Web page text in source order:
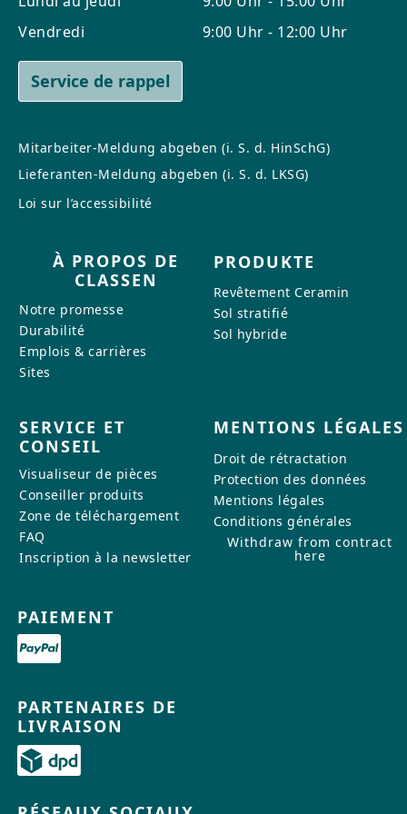
CONTACT
Vous avez des questions ou
personnalisé ? Notre équipe est
là pour vous : réactive, aimable et
compétente. Écrivez-nous,
appelez-nous ou utilisez notre
Pour nous contacter
Vendredi
9:00 Uhr - 12:00 Uhr
Service de rappel
Mitarbeiter-Meldung abgeben (i. S. d. HinSchG)
Lieferanten-Meldung abgeben (i. S. d. LKSG)
Loi sur l’accessibilité
À PROPOS DE
CLASSEN
Notre promesse
Durabilité
Emplois & carrières
Sites
PRODUKTE
Revêtement Ceramin
Sol stratifié
Sol hybride
SERVICE ET
CONSEIL
Visualiseur de pièces
Conseiller produits
Zone de téléchargement
FAQ
Inscription à la newsletter
MENTIONS LÉGALES
Droit de rétractation
Protection des données
Mentions légales
Conditions générales
Withdraw from contract
here
PAIEMENT
PARTENAIRES DE
LIVRAISON